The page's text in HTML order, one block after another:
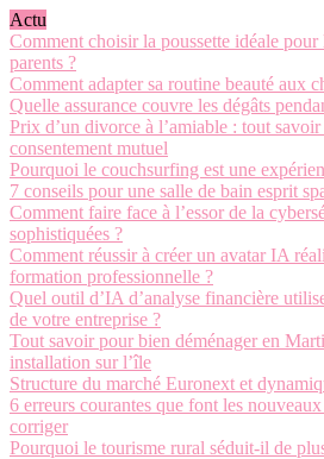
Actu
Comment choisir la poussette idéale
parents ?
Comment adapter sa routine beauté aux
Quelle assurance couvre les dégâts
Prix d’un divorce à l’amiable : tout
consentement mutuel
Pourquoi le couchsurfing est une
7 conseils pour une salle de bain esprit
Comment faire face à l’essor de la
sophistiquées ?
Comment réussir à créer un avatar IA
formation professionnelle ?
Quel outil d’IA d’analyse financière
de votre entreprise ?
Tout savoir pour bien déménager en
installation sur l’île
Structure du marché Euronext et
6 erreurs courantes que font les
corriger
Pourquoi le tourisme rural séduit-il de